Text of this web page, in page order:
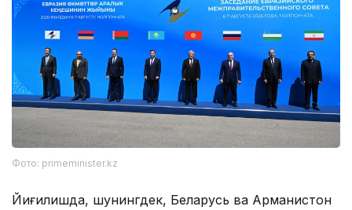
Фото: primeminister.kz
Йиғилишда, шунингдек, Беларусь ва Арманистон